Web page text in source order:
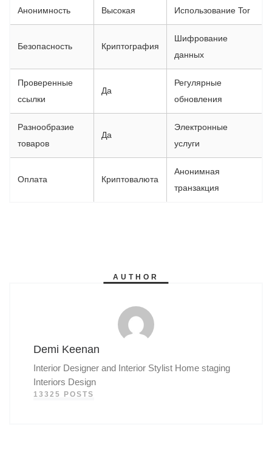
Анонимность Высокая Использование Tor
Безопасность Криптография
Шифрование
данных
Проверенные
ссылки
Да
Регулярные
обновления
Разнообразие
товаров
Да
Электронные
услуги
Оплата Криптовалюта
Анонимная
транзакция
AUTHOR
Demi Keenan
Interior Designer and Interior Stylist Home staging
Interiors Design
13325 POSTS